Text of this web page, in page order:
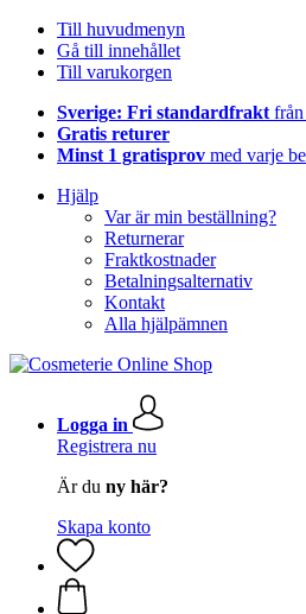
Till huvudmenyn
Gå till innehållet
Till varukorgen
Sverige: Fri standardfrakt
Gratis returer
Minst 1 gratisprov med varje
Hjälp
Var är min beställning?
Returnerar
Fraktkostnader
Betalningsalternativ
Kontakt
Alla hjälpämnen
Logga in
Registrera nu
Är du ny här?
Skapa konto